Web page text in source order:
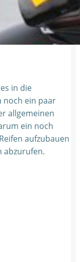
in die
noch ein paar
allgemeinen
ein noch
aufzubauen
abzurufen.